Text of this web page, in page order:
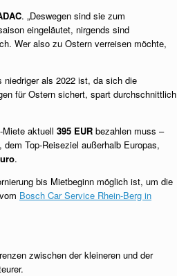
. „Deswegen sind sie zum
eingeläutet, nirgends sind
Wer also zu Ostern verreisen möchte,
als 2022 ist, da sich die
für Ostern sichert, spart durchschnittlich
aktuell 395 EUR bezahlen muss –
, dem Top-Reiseziel außerhalb Europas,
.
bis Mietbeginn möglich ist, um die
Bosch Car Service Rhein-Berg in
zwischen der kleineren und der